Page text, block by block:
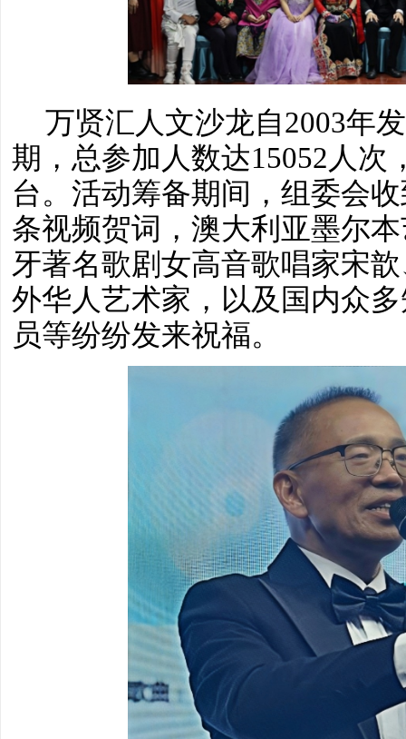
万贤汇人文沙龙自2003年
期，总参加人数达15052人次
台。活动筹备期间，组委会
条视频贺词，澳大利亚墨尔
牙著名歌剧女高音歌唱家宋
外华人艺术家，以及国内众
员等纷纷发来祝福。